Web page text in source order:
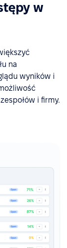
w
na
wyników i
i firmy.